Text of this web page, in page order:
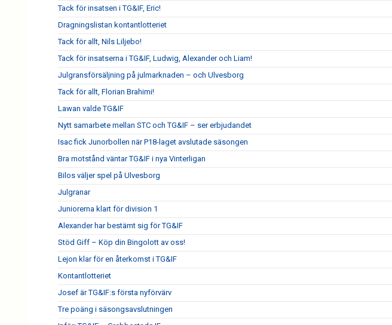
Tack för insatsen i TG&IF, Eric!
Dragningslistan kontantlotteriet
Tack för allt, Nils Liljebo!
Tack för insatserna i TG&IF, Ludwig, Alexander och Liam!
Julgransförsäljning på julmarknaden – och Ulvesborg
Tack för allt, Florian Brahimi!
Lawan valde TG&IF
Nytt samarbete mellan STC och TG&IF – ser erbjudandet
Isac fick Junorbollen när P18-laget avslutade säsongen
Bra motstånd väntar TG&IF i nya Vinterligan
Bilos väljer spel på Ulvesborg
Julgranar
Juniorerna klart för division 1
Alexander har bestämt sig för TG&IF
Stöd Giff – Köp din Bingolott av oss!
Lejon klar för en återkomst i TG&IF
Kontantlotteriet
Josef är TG&IF:s första nyförvärv
Tre poäng i säsongsavslutningen